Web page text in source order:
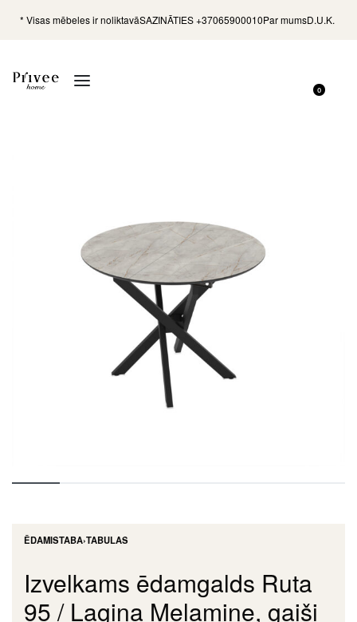
* Visas mēbeles ir noliktavāSAZINĀTIES +37065900010Par mumsD.U.K.
0
ĒDAMISTABA›TABULAS
Izvelkams ēdamgalds Ruta
95 / Lagina Melamine, gaiši